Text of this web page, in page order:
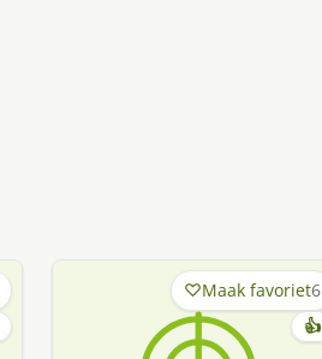
Maak favoriet6
👍